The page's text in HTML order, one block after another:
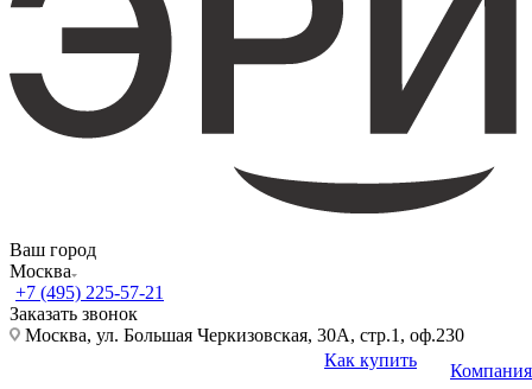
Ваш город
Москва
+7 (495) 225-57-21
Заказать звонок
Москва, ул. Большая Черкизовская, 30А, стр.1, оф.230
Как купить
Компания